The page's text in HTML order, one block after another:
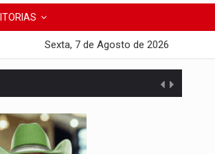
Sexta, 7 de Agosto de 2026